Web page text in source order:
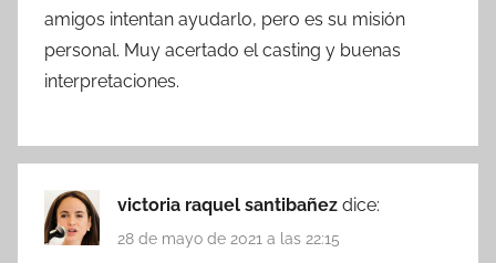
amigos intentan ayudarlo, pero es su misión
personal. Muy acertado el casting y buenas
interpretaciones.
victoria raquel santibañez dice:
28 de mayo de 2021 a las 22:15